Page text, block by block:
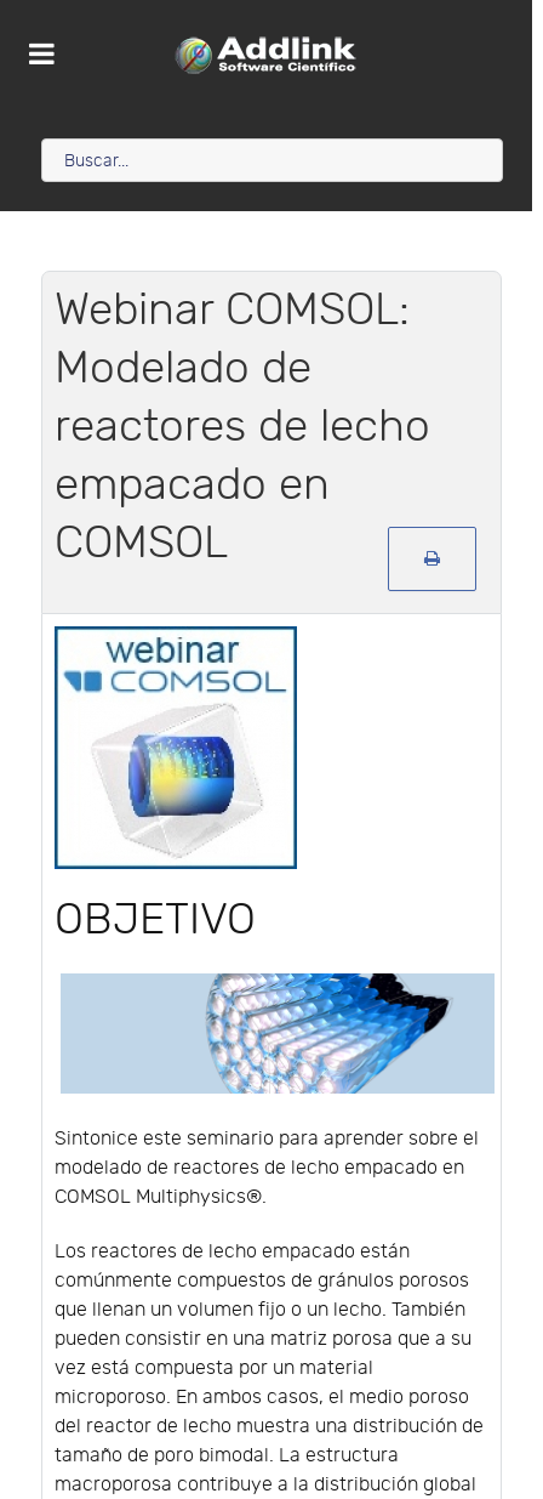
Webinar COMSOL:
Modelado de
reactores de lecho
empacado en
COMSOL
OBJETIVO
Sintonice este seminario para aprender sobre el
modelado de reactores de lecho empacado en
COMSOL Multiphysics®.
Los reactores de lecho empacado están
comúnmente compuestos de gránulos porosos
que llenan un volumen fijo o un lecho. También
pueden consistir en una matriz porosa que a su
vez está compuesta por un material
microporoso. En ambos casos, el medio poroso
del reactor de lecho muestra una distribución de
tamaño de poro bimodal. La estructura
macroporosa contribuye a la distribución global